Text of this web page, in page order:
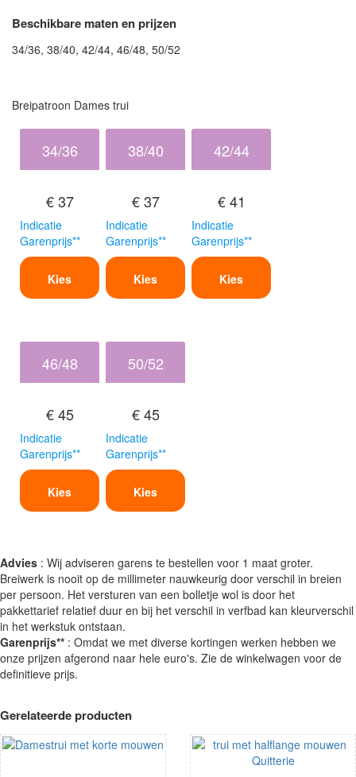
Beschikbare maten en prijzen
34/36, 38/40, 42/44, 46/48, 50/52
Breipatroon Dames trui
34/36
€ 37
Indicatie
Garenprijs**
Kies
38/40
€ 37
Indicatie
Garenprijs**
Kies
42/44
€ 41
Indicatie
Garenprijs**
Kies
46/48
€ 45
Indicatie
Garenprijs**
Kies
50/52
€ 45
Indicatie
Garenprijs**
Kies
Advies : Wij adviseren garens te bestellen voor 1 maat groter.
Breiwerk is nooit op de millimeter nauwkeurig door verschil in breien
per persoon. Het versturen van een bolletje wol is door het
pakkettarief relatief duur en bij het verschil in verfbad kan kleurverschil
in het werkstuk ontstaan.
Garenprijs** : Omdat we met diverse kortingen werken hebben we
onze prijzen afgerond naar hele euro's. Zie de winkelwagen voor de
definitieve prijs.
Gerelateerde producten